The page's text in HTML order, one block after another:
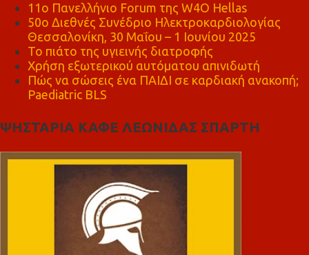
11ο Πανελλήνιο Forum της W4O Hellas
50ο Διεθνές Συνέδριο Ηλεκτροκαρδιολογίας
Θεσσαλονίκη, 30 Μαΐου – 1 Ιουνίου 2025
Το πιάτο της υγιεινής διατροφής
Χρήση εξωτερικού αυτόματου απινιδωτή
Πώς να σώσεις ένα ΠΑΙΔΙ σε καρδιακή ανακοπή;
Paediatric BLS
ΨΗΣΤΑΡΙΑ ΚΑΦΕ ΛΕΩΝΙΔΑΣ ΣΠΑΡΤΗ